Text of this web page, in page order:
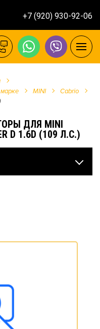
+7 (920) 930-92-06
MINI
Cabrio
ДЛЯ MINI
D 1.6D (109 Л.С.)